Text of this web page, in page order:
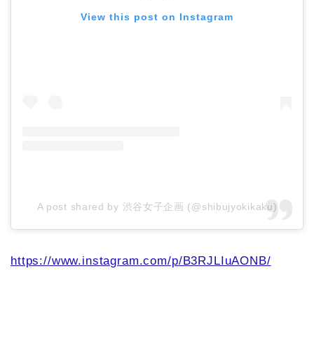
View this post on Instagram
A post shared by 渋谷女子企画 (@shibujyokikaku)
https://www.instagram.com/p/B3RJLIuAONB/